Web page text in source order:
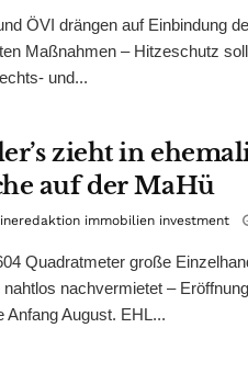
ÖVI drängen auf Einbindung
Maßnahmen – Hitzeschutz
und...
zieht in
auf der MaHü
immobilien investment
Quadratmeter große
nahtlos nachvermietet –
Anfang August. EHL...